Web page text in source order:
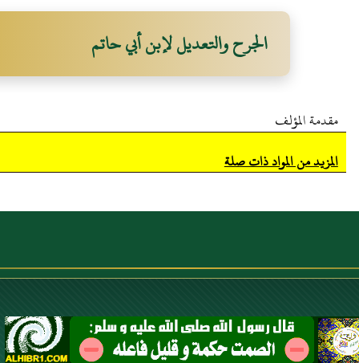
الجرح والتعديل لإبن أبي حاتم
مقدمة المؤلف
المزيد من المواد ذات صلة